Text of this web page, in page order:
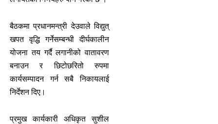
बैठकमा प्रधानमन्त्री देउवाले विद्युत्
खपत वृद्धि गर्नेसम्बन्धी दीर्घकालीन
योजना तय गर्दै लगानीको वातावरण
बनाउन र छिटोछरितो रुपमा
कार्यसम्पादन गर्न सबै निकायलाई
निर्देशन दिए।
प्रमुख कार्यकारी अधिकृत सुशील